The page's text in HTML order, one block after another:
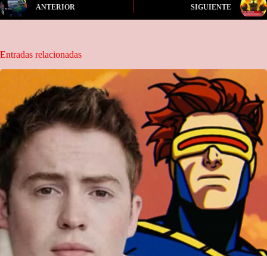
ANTERIOR SIGUIENTE
Entradas relacionadas